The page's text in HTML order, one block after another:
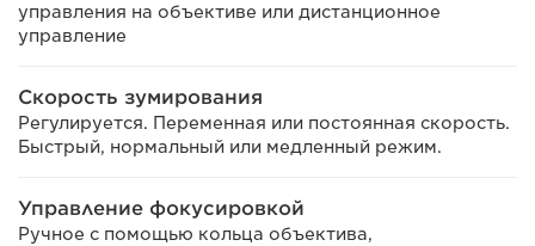
управления на объективе или дистанционное
управление
Скорость зумирования
Регулируется. Переменная или постоянная скорость.
Быстрый, нормальный или медленный режим.
Управление фокусировкой
Ручное с помощью кольца объектива,